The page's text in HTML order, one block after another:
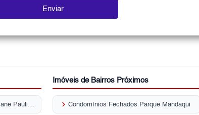
Condomínio City Santana Lauzane Paulista
Imóveis de Bairros Próximos
keyboard_arrow_rightCondomínios Fechados Parque Mandaqui